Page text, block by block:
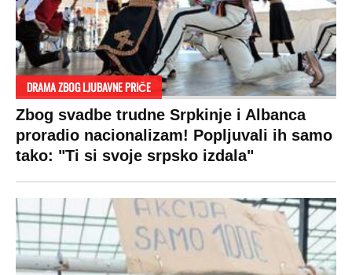
VESTI
Politika
Društvo
Hronika
Ekonomija
Kosovo
Sudbine
SHOWBIZ
Rijaliti
Zvezde
Holivud
Kviz
SPORT
Fudbal
Košarka
Tenis
Ostali sportovi
Navijači
Showtime
VIRALNO
Bizar
Svaštara
Tiktok
LIFESTYLE
Stil
Ljubav
SVET
Planeta
Globalno zagrevanje
Hrvatska
MONDO INC.
Impressum
Kontakt
Marketing